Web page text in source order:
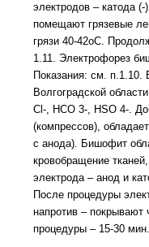
электродов – катода
помещают грязевые
грязи 40-42оС.
1.11. Электрофорез
Показания: см.
Волгоградской
Cl-, HCO 3-, HSO 4-.
(компрессов),
с анода). Бишофит
кровобращение
электрода – анод и
После процедуры
напротив –
процедуры – 15-30